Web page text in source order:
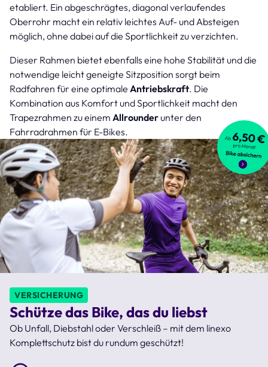
etabliert. Ein abgeschrägtes, diagonal verlaufendes
Oberrohr macht ein relativ leichtes Auf- und Absteigen
möglich, ohne dabei auf die Sportlichkeit zu verzichten.
Dieser Rahmen bietet ebenfalls eine hohe Stabilität und die
notwendige leicht geneigte Sitzposition sorgt beim
Radfahren für eine optimale Antriebskraft. Die
Kombination aus Komfort und Sportlichkeit macht den
Trapezrahmen zu einem Allrounder unter den
Fahrradrahmen für E-Bikes.
VERSICHERUNG
Schütze das Bike, das du liebst
Ob Unfall, Diebstahl oder Verschleiß – mit dem linexo
Komplettschutz bist du rundum geschützt!